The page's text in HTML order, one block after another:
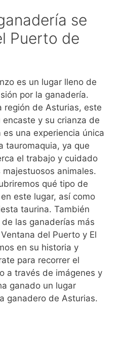
se
Puerto de
es un lugar lleno de
por la ganadería.
región de Asturias, este
y su crianza de
una experiencia única
tauromaquia, ya que
el trabajo y cuidado
animales.
qué tipo de
este lugar, así como
taurina. También
las ganaderías más
del Puerto y El
en su historia y
para recorrer el
a través de imágenes y
ganado un lugar
ganadero de Asturias.